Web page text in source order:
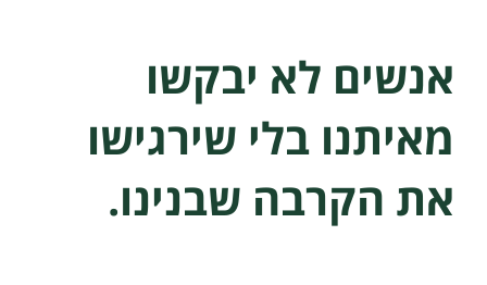
אנשים לא יבקשו
מאיתנו בלי שירגישו
את הקרבה שבנינו.